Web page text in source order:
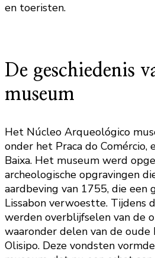
en toeristen.
De geschiedenis
museum
Het Núcleo Arqueológico
onder het Praca do Comércio,
Baixa. Het museum werd
archeologische opgravingen
aardbeving van 1755, die een
Lissabon verwoestte. Tijdens
werden overblijfselen van de
waaronder delen van de oude
Olisipo. Deze vondsten